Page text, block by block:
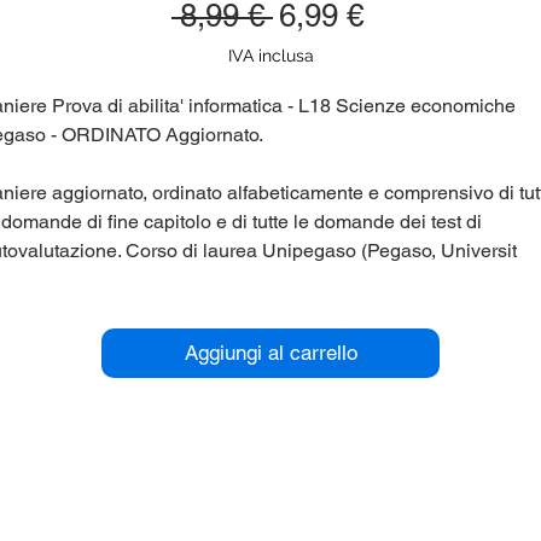
8,99 € Prezzo
regolare
6,99 €Prezzo
IVA inclusa
Prova di abilita' informatica - L18 Scienze economiche
- ORDINATO Aggiornato.
aggiornato, ordinato alfabeticamente e comprensivo di
di fine capitolo e di tutte le domande dei test di
Corso di laurea Unipegaso (Pegaso, Universit
maggiori informazioni contattaci qui sul sito (chat in basso a
oppure su Telegram nel gruppo panieri_unipegaso.
Aggiungi al carrello